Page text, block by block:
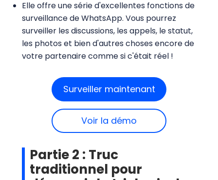
Elle offre une série d'excellentes fonctions de
surveillance de WhatsApp. Vous pourrez
surveiller les discussions, les appels, le statut,
les photos et bien d'autres choses encore de
votre partenaire comme si c'était réel !
Surveiller maintenant
Voir la démo
Partie 2 : Truc
traditionnel pour